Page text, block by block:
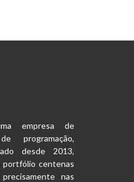
empresa de
programação,
desde 2013,
centenas
nas